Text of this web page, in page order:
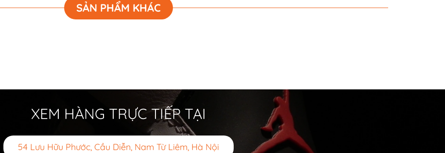
SẢN PHẨM KHÁC
XEM HÀNG TRỰC TIẾP TẠI
54 Lưu Hữu Phước, Cầu Diễn, Nam Từ Liêm, Hà Nội